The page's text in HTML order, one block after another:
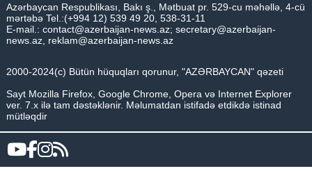
Azərbaycan Respublikası, Bakı ş., Mətbuat pr. 529-cu məhəllə, 4-cü
mərtəbə Tel.:(+994 12) 539 49 20, 538-31-11
E-mail.: contact@azerbaijan-news.az; secretary@azerbaijan-
news.az reklam@azerbaijan-news.az
2000-2024(c) Bütün hüquqları qorunur, "AZƏRBAYCAN" qəzeti
Sayt Mozilla Firefox, Google Chrome, Opera və Internet Explorer
ver. 7.x ilə tam dəstəklənir. Məlumatdan istifadə etdikdə istinad
mütləqdir